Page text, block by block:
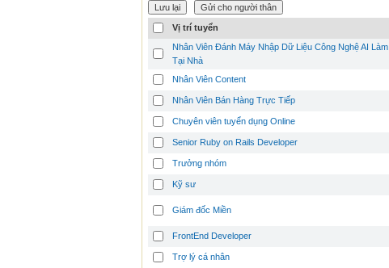
Vị trí tuyển
Nhân Viên Đánh Máy Nhập Dữ Liệu Công Nghệ AI Làm
Tại Nhà
Nhân Viên Content
Nhân Viên Bán Hàng Trực Tiếp
Chuyên viên tuyển dụng Online
Senior Ruby on Rails Developer
Trưởng nhóm
Kỹ sư
Giám đốc Miền
FrontEnd Developer
Trợ lý cá nhân